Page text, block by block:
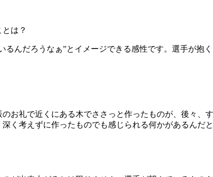
は？
んだろうなぁ”とイメージできる感性です。選手が抱
お礼で近くにある木でささっと作ったものが、後々、
く考えずに作ったものでも感じられる何かがあるんだと